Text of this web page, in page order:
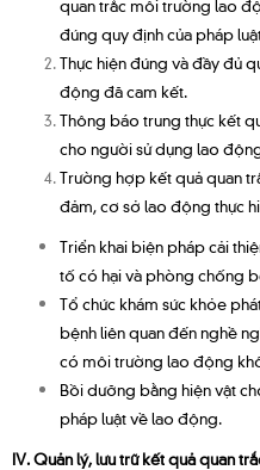
đúng quy định của pháp
Thực hiện đúng và đầy đủ
động đã cam kết.
Thông báo trung thực kết
cho người sử dụng lao
Trường hợp kết quả quan
đảm, cơ sở lao động thực
Triển khai biện pháp cải
tố có hại và phòng chống
Tổ chức khám sức khỏe
bệnh liên quan đến nghề
có môi trường lao động
Bồi dưỡng bằng hiện vật
pháp luật về lao động.
IV. Quản lý, lưu trữ kết quả quan